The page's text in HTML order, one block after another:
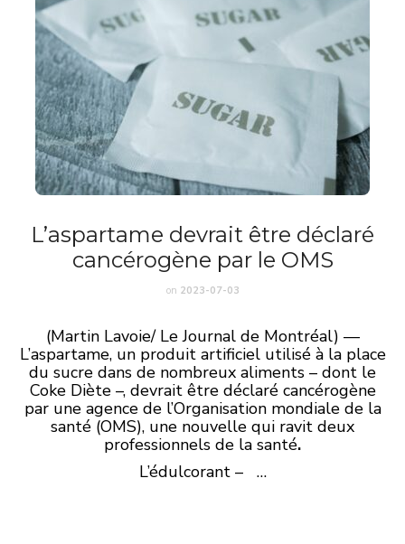
L’aspartame devrait être déclaré
cancérogène par le OMS
on 2023-07-03
(Martin Lavoie/ Le Journal de Montréal) —
L’aspartame, un produit artificiel utilisé à la place
du sucre dans de nombreux aliments – dont le
Coke Diète –, devrait être déclaré cancérogène
par une agence de l’Organisation mondiale de la
santé (OMS), une nouvelle qui ravit deux
professionnels de la santé.
L’édulcorant – …